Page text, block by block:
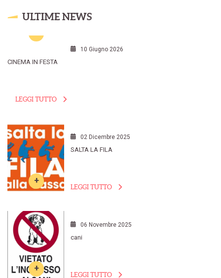
ULTIME NEWS
10 Giugno 2026
CINEMA IN FESTA
LEGGI TUTTO
02 Dicembre 2025
SALTA LA FILA
LEGGI TUTTO
06 Novembre 2025
cani
LEGGI TUTTO